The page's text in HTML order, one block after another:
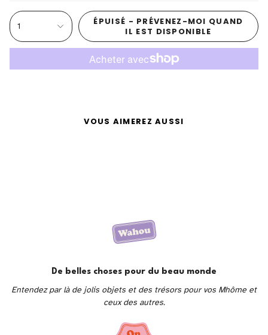
1
ÉPUISÉ - PRÉVENEZ-MOI QUAND
IL EST DISPONIBLE
VOUS AIMEREZ AUSSI
De belles choses pour du beau monde
Entendez par là de jolis objets et des trésors pour vos Mhôme et
ceux des autres.